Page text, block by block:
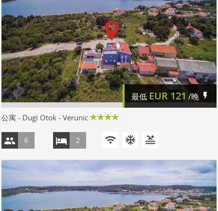
最低 EUR 121 /晚
公寓 - Dugi Otok - Verunic
6 2